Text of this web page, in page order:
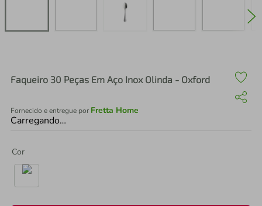
Faqueiro 30 Peças Em Aço Inox Olinda - Oxford
Fornecido e entregue por Fretta Home
Carregando…
Cor